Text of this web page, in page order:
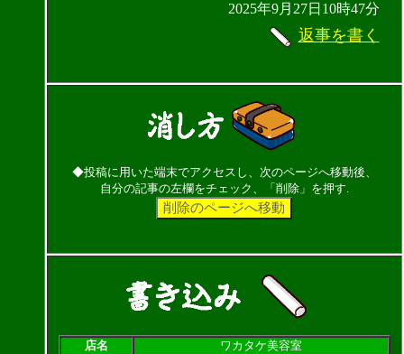
2025年9月27日10時47分
返事を書く
◆投稿に用いた端末でアクセスし、次のページへ移動後、
自分の記事の左欄をチェック、「削除」を押す.
店名
ワカタケ美容室